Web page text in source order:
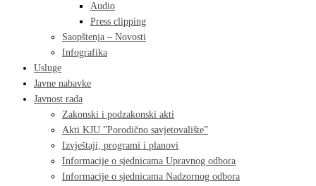
Audio
Press clipping
Saopštenja – Novosti
Infografika
Usluge
Javne nabavke
Javnost rada
Zakonski i podzakonski akti
Akti KJU ”Porodično savjetovalište”
Izvještaji, programi i planovi
Informacije o sjednicama Upravnog odbora
Informacije o sjednicama Nadzornog odbora